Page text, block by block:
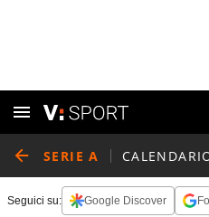
SERIE A
Seguici su: Google Discover